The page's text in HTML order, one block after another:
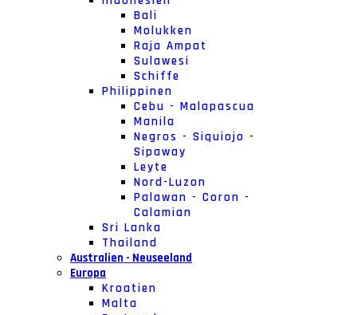
Bali
Molukken
Raja Ampat
Sulawesi
Schiffe
Philippinen
Cebu - Malapascua
Manila
Negros - Siquiojo -
Sipaway
Leyte
Nord-Luzon
Palawan - Coron -
Calamian
Sri Lanka
Thailand
Australien - Neuseeland
Europa
Kroatien
Malta